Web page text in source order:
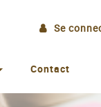
Se
Contact